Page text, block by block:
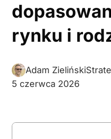
rynku i
Adam Zieliński
5 czerwca 2026